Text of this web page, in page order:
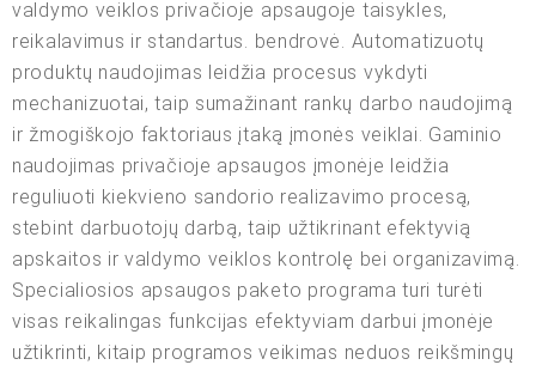
valdymo veiklos privačioje apsaugoje taisykles,
reikalavimus ir standartus. bendrovė. Automatizuotų
produktų naudojimas leidžia procesus vykdyti
mechanizuotai, taip sumažinant rankų darbo naudojimą
ir žmogiškojo faktoriaus įtaką įmonės veiklai. Gaminio
naudojimas privačioje apsaugos įmonėje leidžia
reguliuoti kiekvieno sandorio realizavimo procesą,
stebint darbuotojų darbą, taip užtikrinant efektyvią
apskaitos ir valdymo veiklos kontrolę bei organizavimą.
Specialiosios apsaugos paketo programa turi turėti
visas reikalingas funkcijas efektyviam darbui įmonėje
užtikrinti, kitaip programos veikimas neduos reikšmingų